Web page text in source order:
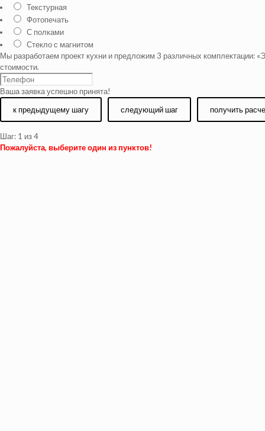
Текстурная
Фотопечать
С полками
Стекло с магнитом
Мы разработаем проект кухни и предложим 3 различных комплектации:
стоимости.
Ваша заявка успешно принята!
к предыдущему шагу
следующий шаг получить
Шаг: 1 из 4
Пожалуйста, выберите один из пунктов!